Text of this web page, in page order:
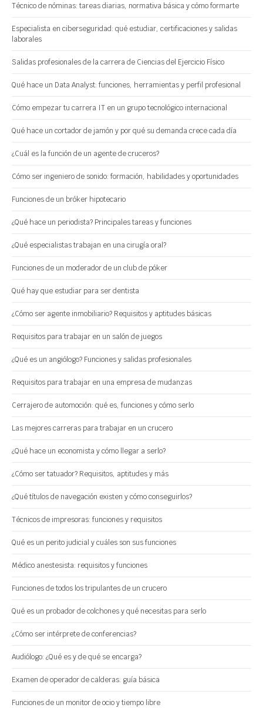
Técnico de nóminas: tareas diarias, normativa básica y cómo formarte
Especialista en ciberseguridad: qué estudiar, certificaciones y salidas
laborales
Salidas profesionales de la carrera de Ciencias del Ejercicio Físico
Qué hace un Data Analyst: funciones, herramientas y perfil profesional
Cómo empezar tu carrera IT en un grupo tecnológico internacional
Qué hace un cortador de jamón y por qué su demanda crece cada día
¿Cuál es la función de un agente de cruceros?
Cómo ser ingeniero de sonido: formación, habilidades y oportunidades
Funciones de un bróker hipotecario
¿Qué hace un periodista? Principales tareas y funciones
¿Qué especialistas trabajan en una cirugía oral?
Funciones de un moderador de un club de póker
Qué hay que estudiar para ser dentista
¿Cómo ser agente inmobiliario? Requisitos y aptitudes básicas
Requisitos para trabajar en un salón de juegos
¿Qué es un angiólogo? Funciones y salidas profesionales
Requisitos para trabajar en una empresa de mudanzas
Cerrajero de automoción: qué es, funciones y cómo serlo
Las mejores carreras para trabajar en un crucero
¿Qué hace un economista y cómo llegar a serlo?
¿Cómo ser tatuador? Requisitos, aptitudes y más
¿Qué títulos de navegación existen y cómo conseguirlos?
Técnicos de impresoras: funciones y requisitos
Qué es un perito judicial y cuáles son sus funciones
Médico anestesista: requisitos y funciones
Funciones de todos los tripulantes de un crucero
Qué es un probador de colchones y qué necesitas para serlo
¿Cómo ser intérprete de conferencias?
Audiólogo: ¿Qué es y de qué se encarga?
Examen de operador de calderas: guía básica
Funciones de un monitor de ocio y tiempo libre